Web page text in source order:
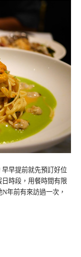
早提前就先預訂好位
時段，用餐時間有限
年前有來訪過一次，